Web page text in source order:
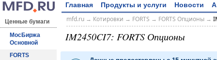
Главная Продукты и услуги Новости
Ценные бумаги
МосБиржа
Основной
FORTS
mfd.ru→ Котировки → FORTS → FORTS Опционы→
IM2450CI7: FORTS Опционы